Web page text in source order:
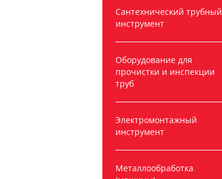
Сантехнический трубный
инструмент
Оборудование для
прочистки и инспекции
труб
Электромонтажный
инструмент
Металлообработка